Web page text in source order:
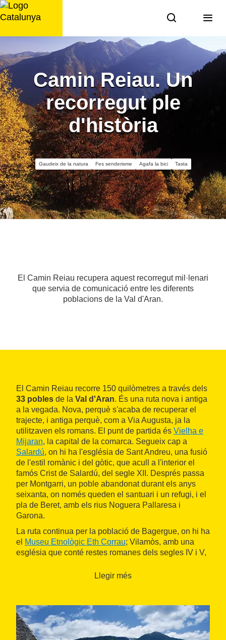
Saltar
al
Camin Reiau. Un
recorregut ple
d'història
Gaudeix de la natura Fes senderisme Agafa la bici Tasta
El Camin Reiau recupera aquest recorregut mil·lenari
que servia de comunicació entre les diferents
poblacions de la Val d'Aran.
El Camin Reiau recorre 150 quilòmetres a través dels
33 pobles de la Val d'Aran. És una ruta nova i antiga
a la vegada. Nova, perquè s'acaba de recuperar el
trajecte, i antiga perquè, com a Via Augusta, ja la
utilitzaven els romans. El punt de partida és Vielha e
Mijaran, la capital de la comarca. Segueix cap a
Salardú, on hi ha l'església de Sant Andreu, una fusió
de l'estil romànic i del gòtic, que acull a l'interior el
famós Crist de Salardú, del segle XII. Després passa
per Montgarri, un poble abandonat durant els anys
seixanta, on només queden el santuari i un refugi, i el
pla de Beret, amb els rius Noguera Pallaresa i
Garona.
La ruta continua per la població de Bagergue, on hi ha
el Museu Etnològic Eth Corrau; Vilamòs, amb una
església que conté restes romanes dels segles IV i V,
visitants poden veure com eren les antigues cases
Santa Maria, i algunes de les cases renaixentistes
més notables de la vall, i
, conegut per la seva
fageda mil·lenària, el bosc de Carlac, famós per les
vistes que ofereix sobre la vall de Toran i per la
Llegir més